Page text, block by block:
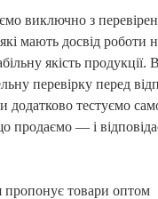
виключно з
мають досвід роботи
якість продукції.
перевірку перед
додатково тестуємо
продаємо — і
пропонує товари оптом